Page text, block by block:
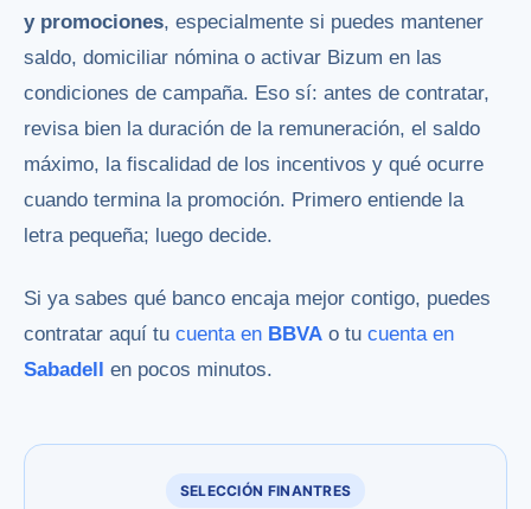
y promociones, especialmente si puedes mantener
saldo, domiciliar nómina o activar Bizum en las
condiciones de campaña. Eso sí: antes de contratar,
revisa bien la duración de la remuneración, el saldo
máximo, la fiscalidad de los incentivos y qué ocurre
cuando termina la promoción. Primero entiende la
letra pequeña; luego decide.
Si ya sabes qué banco encaja mejor contigo, puedes
contratar aquí tu cuenta en BBVA o tu cuenta en
Sabadell
en pocos minutos.
SELECCIÓN FINANTRES